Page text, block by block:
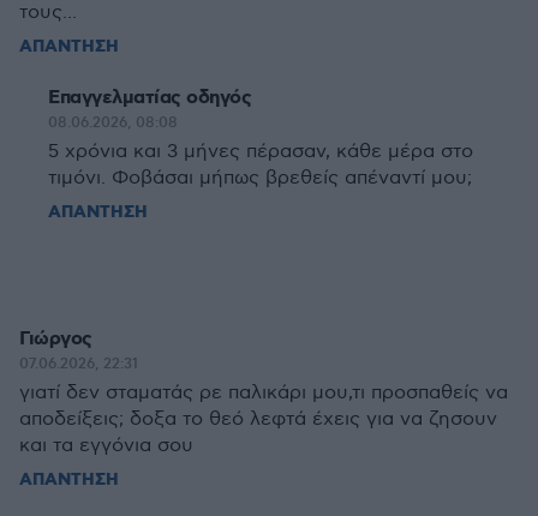
τους...
ΑΠΑΝΤΗΣΗ
Επαγγελματίας οδηγός
08.06.2026, 08:08
5 χρόνια και 3 μήνες πέρασαν, κάθε μέρα στο
τιμόνι. Φοβάσαι μήπως βρεθείς απέναντί μου;
ΑΠΑΝΤΗΣΗ
Γιώργος
07.06.2026, 22:31
γιατί δεν σταματάς ρε παλικάρι μου,τι προσπαθείς να
αποδείξεις; δοξα το θεό λεφτά έχεις για να ζησουν
και τα εγγόνια σου
ΑΠΑΝΤΗΣΗ